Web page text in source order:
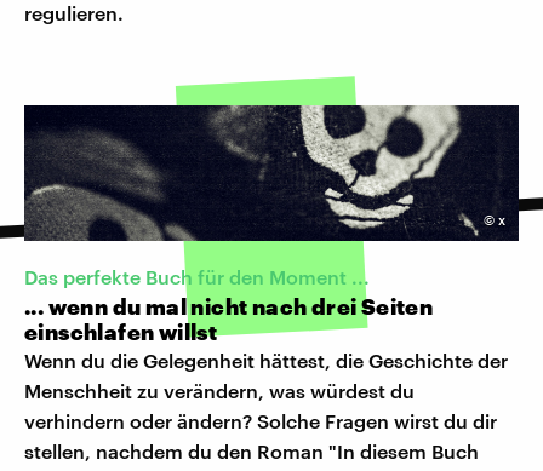
regulieren.
©x
Das perfekte Buch für den Moment ...
... wenn du mal nicht nach drei Seiten
einschlafen willst
Wenn du die Gelegenheit hättest, die Geschichte der
Menschheit zu verändern, was würdest du
verhindern oder ändern? Solche Fragen wirst du dir
stellen, nachdem du den Roman "In diesem Buch